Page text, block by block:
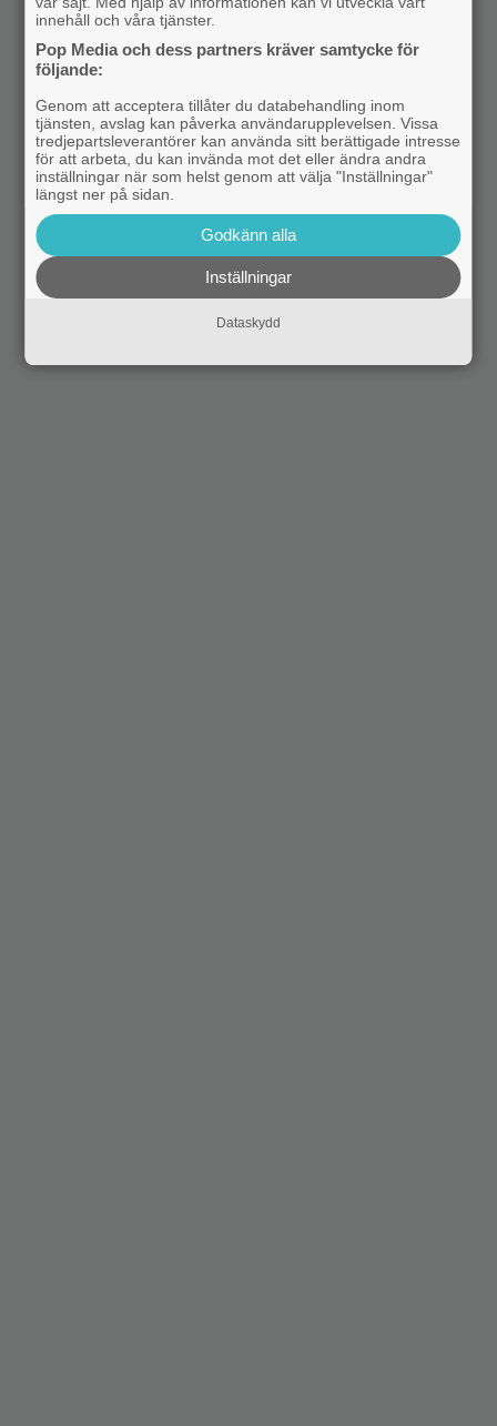
innehåll och våra tjänster.
Pop Media och dess partners kräver samtycke för
följande:
Genom att acceptera tillåter du databehandling inom
tjänsten, avslag kan påverka användarupplevelsen. Vissa
tredjepartsleverantörer kan använda sitt berättigade intresse
för att arbeta, du kan invända mot det eller ändra andra
inställningar när som helst genom att välja "Inställningar"
längst ner på sidan.
Godkänn alla
Inställningar
Dataskydd